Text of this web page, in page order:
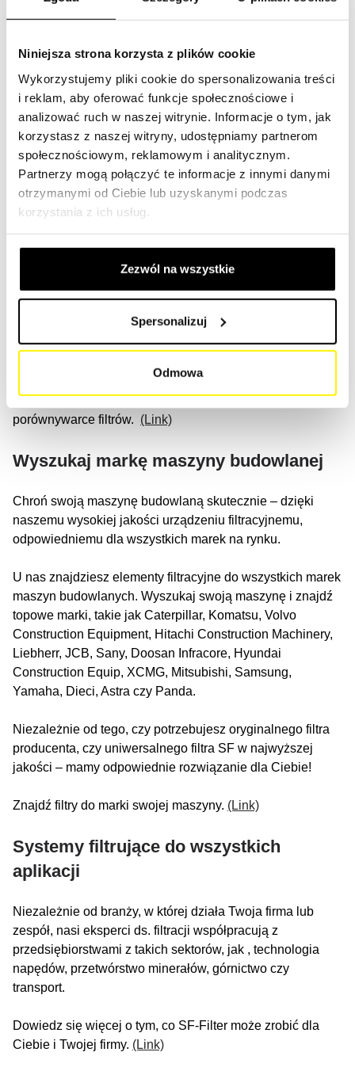
Niniejsza strona korzysta z plików cookie
Wykorzystujemy pliki cookie do spersonalizowania treści
i reklam, aby oferować funkcje społecznościowe i
analizować ruch w naszej witrynie. Informacje o tym, jak
korzystasz z naszej witryny, udostępniamy partnerom
społecznościowym, reklamowym i analitycznym.
Partnerzy mogą połączyć te informacje z innymi danymi
otrzymanymi od Ciebie lub uzyskanymi podczas
korzystania z ich usług.
Zezwól na wszystkie
Spersonalizuj
Odmowa
Te elementy filtrujące pomagają usuwać brud, kurz i inne
cząsteczki z różnych części maszyny, aby zapewnić
optymalną wydajność i dłuższą żywotność.
Wyszukaj filtr za pomocą numeru referencyjnego:
Wybierz swoją maszynę budowlaną
W naszym katalogu znajdziesz oryginalne i uniwersalne
małych dźwigów, koparek do gruzu, koparek głębinowych,
ładowarek teleskopowych, równiarek, wozideł, koparek,
koparko-ładowarek, spycharek, klasycznych ładowarek,
koparek łyżkowych, koparek mobilnych, maszyn
asfaltowych, wozów ssących, koparek ssących, koparek
hydraulicznych, mini koparek lub koparek
Znajdź odpowiedni typ maszyny budowlanej w naszej
porównywarce filtrów. (Link)
Wyszukaj markę maszyny budowlanej
Chroń swoją maszynę budowlaną skutecznie – dzięki
naszemu wysokiej jakości urządzeniu filtracyjnemu,
odpowiedniemu dla wszystkich marek na rynku.
U nas znajdziesz elementy filtracyjne do wszystkich marek
maszyn budowlanych. Wyszukaj swoją maszynę i znajdź
topowe marki, takie jak Caterpillar, Komatsu, Volvo
Construction Equipment, Hitachi Construction Machinery,
Liebherr, JCB, Sany, Doosan Infracore, Hyundai
Construction Equip, XCMG, Mitsubishi, Samsung,
Yamaha, Dieci, Astra czy Panda.
Niezależnie od tego, czy potrzebujesz oryginalnego filtra
producenta, czy uniwersalnego filtra SF w najwyższej
jakości – mamy odpowiednie rozwiązanie dla Ciebie!
Znajdź filtry do marki swojej maszyny. (Link)
Systemy filtrujące do wszystkich
aplikacji
Niezależnie od branży, w której działa Twoja firma lub
zespół, nasi eksperci ds. filtracji współpracują z
przedsiębiorstwami z takich sektorów, jak , technologia
napędów, przetwórstwo minerałów, górnictwo czy
transport.
Dowiedz się więcej o tym, co SF-Filter może zrobić dla
Ciebie i Twojej firmy. (Link)